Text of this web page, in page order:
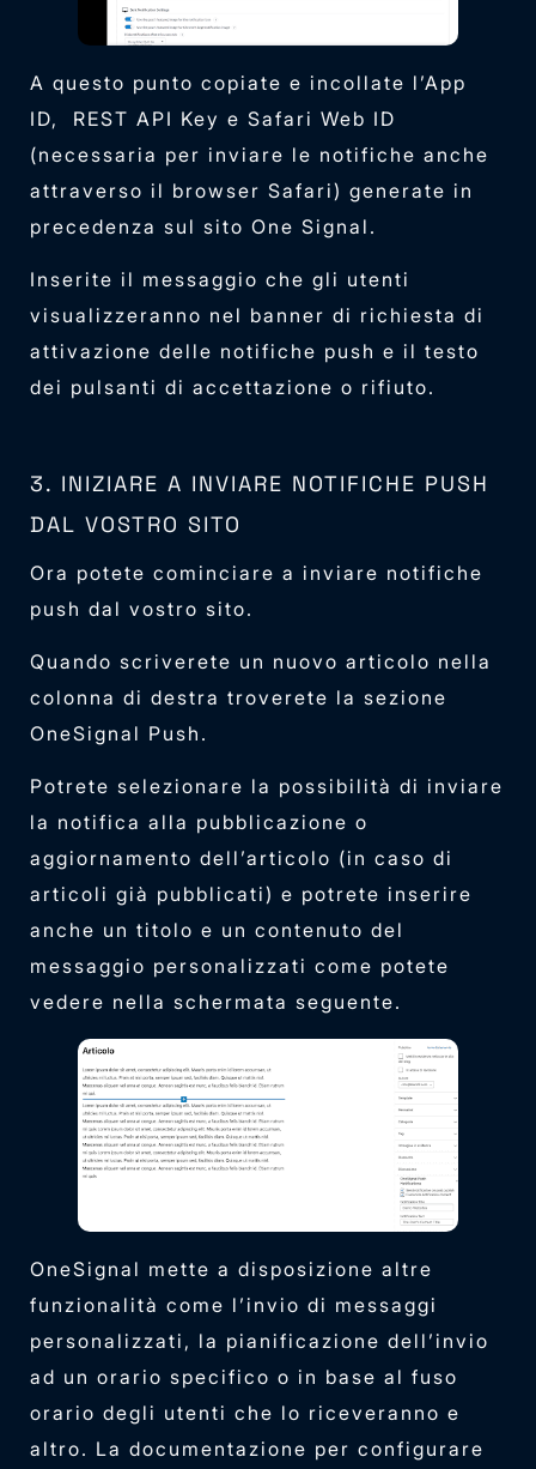
A questo punto copiate e incollate l’App
ID, REST API Key e Safari Web ID
(necessaria per inviare le notifiche anche
attraverso il browser Safari) generate in
precedenza sul sito One Signal.
Inserite il messaggio che gli utenti
visualizzeranno nel banner di richiesta di
attivazione delle notifiche push e il testo
dei pulsanti di accettazione o rifiuto.
3. INIZIARE A INVIARE NOTIFICHE PUSH
DAL VOSTRO SITO
Ora potete cominciare a inviare notifiche
push dal vostro sito.
Quando scriverete un nuovo articolo nella
colonna di destra troverete la sezione
OneSignal Push.
Potrete selezionare la possibilità di inviare
la notifica alla pubblicazione o
aggiornamento dell’articolo (in caso di
articoli già pubblicati) e potrete inserire
anche un titolo e un contenuto del
messaggio personalizzati come potete
vedere nella schermata seguente.
OneSignal mette a disposizione altre
funzionalità come l’invio di messaggi
personalizzati, la pianificazione dell’invio
ad un orario specifico o in base al fuso
orario degli utenti che lo riceveranno e
altro. La documentazione per configurare